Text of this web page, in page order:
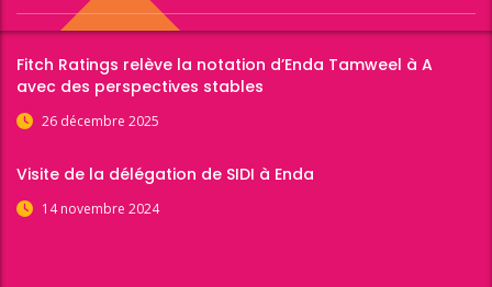
Fitch Ratings relève la notation d’Enda Tamweel à A
avec des perspectives stables
26 décembre 2025
Visite de la délégation de SIDI à Enda
14 novembre 2024